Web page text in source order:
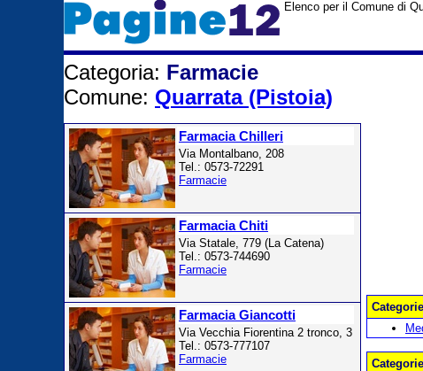
Elenco per il Comune di
Categoria: Farmacie
Comune: Quarrata (Pistoia)
Farmacia Chilleri
Via Montalbano, 208
Tel.: 0573-72291
Farmacie
Farmacia Chiti
Via Statale, 779 (La Catena)
Tel.: 0573-744690
Farmacie
Farmacia Giancotti
Via Vecchia Fiorentina 2 tronco, 3
Tel.: 0573-777107
Farmacie